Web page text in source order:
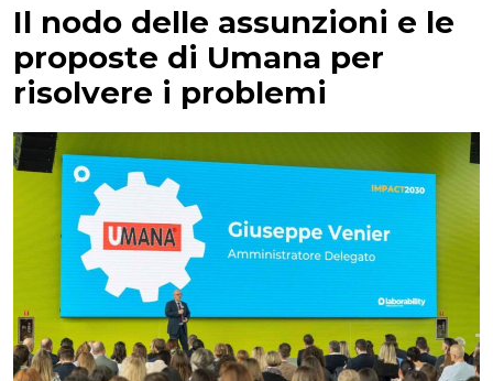
Il nodo delle assunzioni e le
proposte di Umana per
risolvere i problemi